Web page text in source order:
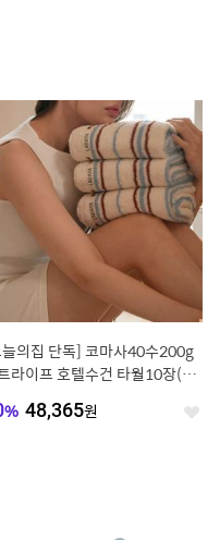
의집 단독] 코마사40수200g
라이프 호텔수건 타월10장(선
% 48,365원 좋